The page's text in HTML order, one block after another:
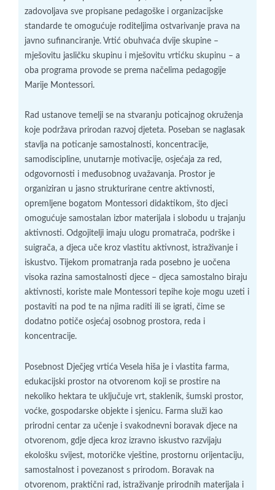
zadovoljava sve propisane pedagoške i organizacijske
standarde te omogućuje roditeljima ostvarivanje prava na
javno sufinanciranje. Vrtić obuhvaća dvije skupine –
mješovitu jasličku skupinu i mješovitu vrtićku skupinu – a
oba programa provode se prema načelima pedagogije
Marije Montessori.
Rad ustanove temelji se na stvaranju poticajnog okruženja
koje podržava prirodan razvoj djeteta. Poseban se naglasak
stavlja na poticanje samostalnosti, koncentracije,
samodiscipline, unutarnje motivacije, osjećaja za red,
odgovornosti i međusobnog uvažavanja. Prostor je
organiziran u jasno strukturirane centre aktivnosti,
opremljene bogatom Montessori didaktikom, što djeci
omogućuje samostalan izbor materijala i slobodu u trajanju
aktivnosti. Odgojitelji imaju ulogu promatrača, podrške i
suigrača, a djeca uče kroz vlastitu aktivnost, istraživanje i
iskustvo. Tijekom promatranja rada posebno je uočena
visoka razina samostalnosti djece – djeca samostalno biraju
aktivnosti, koriste male Montessori tepihe koje mogu uzeti i
postaviti na pod te na njima raditi ili se igrati, čime se
dodatno potiče osjećaj osobnog prostora, reda i
koncentracije.
Posebnost Dječjeg vrtića Vesela hiša je i vlastita farma,
edukacijski prostor na otvorenom koji se prostire na
nekoliko hektara te uključuje vrt, staklenik, šumski prostor,
voćke, gospodarske objekte i sjenicu. Farma služi kao
prirodni centar za učenje i svakodnevni boravak djece na
otvorenom, gdje djeca kroz izravno iskustvo razvijaju
ekološku svijest, motoričke vještine, prostornu orijentaciju,
samostalnost i povezanost s prirodom. Boravak na
otvorenom, praktični rad, istraživanje prirodnih materijala i